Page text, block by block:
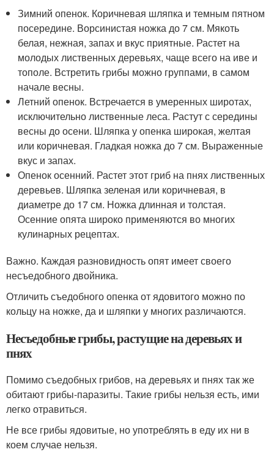
Зимний опенок. Коричневая шляпка и темным пятном
посередине. Ворсинистая ножка до 7 см. Мякоть
белая, нежная, запах и вкус приятные. Растет на
молодых лиственных деревьях, чаще всего на иве и
тополе. Встретить грибы можно группами, в самом
начале весны.
Летний опенок. Встречается в умеренных широтах,
исключительно лиственные леса. Растут с середины
весны до осени. Шляпка у опенка широкая, желтая
или коричневая. Гладкая ножка до 7 см. Выраженные
вкус и запах.
Опенок осенний. Растет этот гриб на пнях лиственных
деревьев. Шляпка зеленая или коричневая, в
диаметре до 17 см. Ножка длинная и толстая.
Осенние опята широко применяются во многих
кулинарных рецептах.
Важно. Каждая разновидность опят имеет своего
несъедобного двойника.
Отличить съедобного опенка от ядовитого можно по
кольцу на ножке, да и шляпки у многих различаются.
Несъедобные грибы, растущие на деревьях и
пнях
Помимо съедобных грибов, на деревьях и пнях так же
обитают грибы-паразиты. Такие грибы нельзя есть, ими
легко отравиться.
Не все грибы ядовитые, но употреблять в еду их ни в
коем случае нельзя.